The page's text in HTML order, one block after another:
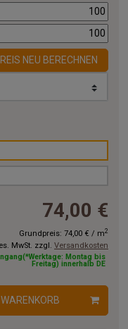
NEU BERECHNEN
74,00 €
Grundpreis: 74,00 € / m2
MwSt. zzgl. Versandkosten
Montag bis
Freitag) innerhalb DE